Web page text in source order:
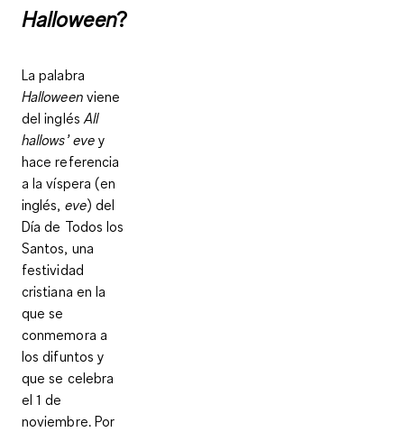
Halloween?
La palabra
Halloweenviene
del inglésAll
hallows’ evey
hace referencia
a la víspera (en
inglés, eve) del
Día de Todos los
Santos, una
festividad
cristiana en la
que se
conmemora a
los difuntos y
que se celebra
el 1 de
noviembre. Por